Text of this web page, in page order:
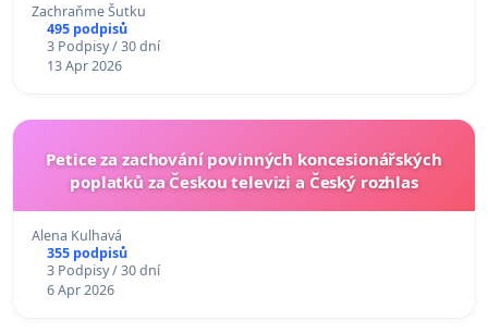
Zachraňme Šutku
495 podpisů
3 Podpisy / 30 dní
13 Apr 2026
Petice za zachování povinných koncesionářských
poplatků za Českou televizi a Český rozhlas
Alena Kulhavá
355 podpisů
3 Podpisy / 30 dní
6 Apr 2026